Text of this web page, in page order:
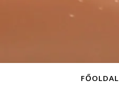
FŐOLDAL